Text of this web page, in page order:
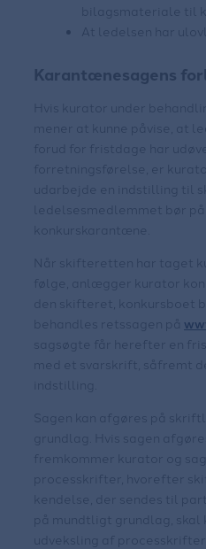
bilagsmateriale til
At ledelsen har
Karantænesagens
Hvis kurator under
mener at kunne påvise, at
forud for fristdage har
forretningsførelse, er
udarbejde en indstilling til
ledelsesmedlemmet bør
konkurskarantæne.
Når skifteretten har taget
følge, anlægger kurator
den skifteret, konkursboet
behandles retssagen på
sagsøgte får herefter en
med et svarskrift, såfremt
indstilling.
Sagen kan afgøres på
grundlag. Hvis sagen
fremkommer kurator og
processkrifter, hvorefter
kendelse, der sendes til
på mundtligt grundlag,
udveksling af